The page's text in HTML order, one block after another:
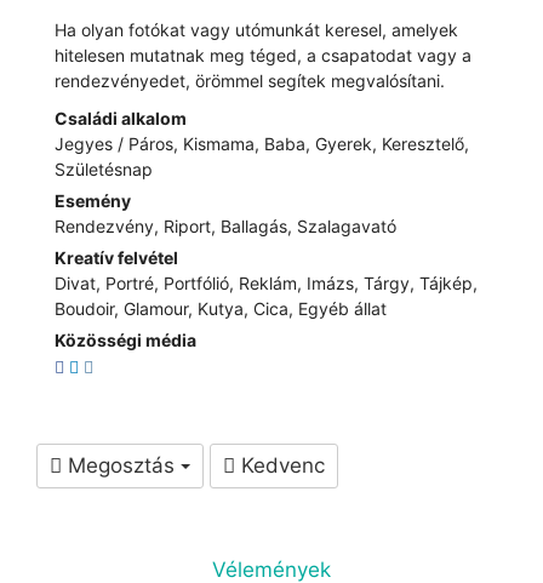
Ha olyan fotókat vagy utómunkát keresel, amelyek
hitelesen mutatnak meg téged, a csapatodat vagy a
rendezvényedet, örömmel segítek megvalósítani.
Családi alkalom
Jegyes / Páros, Kismama, Baba, Gyerek, Keresztelő,
Születésnap
Esemény
Rendezvény, Riport, Ballagás, Szalagavató
Kreatív felvétel
Divat, Portré, Portfólió, Reklám, Imázs, Tárgy, Tájkép,
Boudoir, Glamour, Kutya, Cica, Egyéb állat
Közösségi média
Megosztás Kedvenc
Vélemények